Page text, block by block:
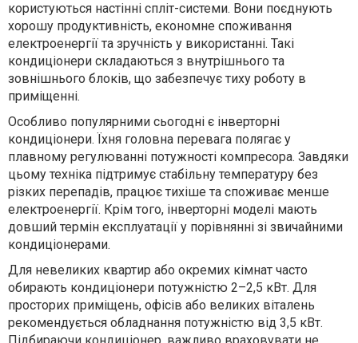
користуються настінні спліт-системи. Вони поєднують
хорошу продуктивність, економне споживання
електроенергії та зручність у використанні. Такі
кондиціонери складаються з внутрішнього та
зовнішнього блоків, що забезпечує тиху роботу в
приміщенні.
Особливо популярними сьогодні є інверторні
кондиціонери. Їхня головна перевага полягає у
плавному регулюванні потужності компресора. Завдяки
цьому техніка підтримує стабільну температуру без
різких перепадів, працює тихіше та споживає менше
електроенергії. Крім того, інверторні моделі мають
довший термін експлуатації у порівнянні зі звичайними
кондиціонерами.
Для невеликих квартир або окремих кімнат часто
обирають кондиціонери потужністю 2–2,5 кВт. Для
просторих приміщень, офісів або великих віталень
рекомендується обладнання потужністю від 3,5 кВт.